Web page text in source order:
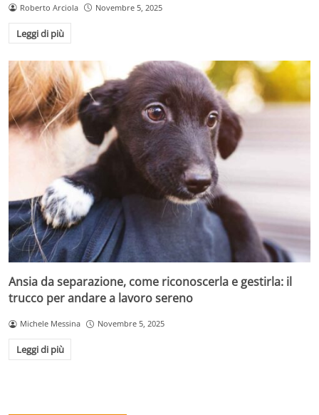
Roberto Arciola Novembre 5, 2025
Leggi di più
Ansia da separazione, come riconoscerla e gestirla: il
trucco per andare a lavoro sereno
Michele Messina Novembre 5, 2025
Leggi di più